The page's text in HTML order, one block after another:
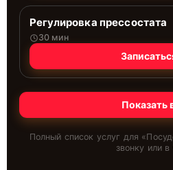
Регулировка прессостата
30 мин
Показать
Полный список услуг для «
звонку или в